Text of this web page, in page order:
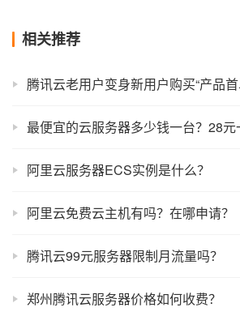
相关推荐
腾讯云老用户变身新用户购买“产品
最便宜的云服务器多少钱一台？28
阿里云服务器ECS实例是什么？
阿里云免费云主机有吗？在哪申请？
腾讯云99元服务器限制月流量吗？
郑州腾讯云服务器价格如何收费？